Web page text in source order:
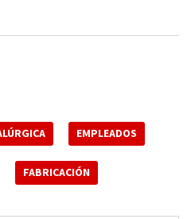
EMPLEADOS
FABRICACIÓN